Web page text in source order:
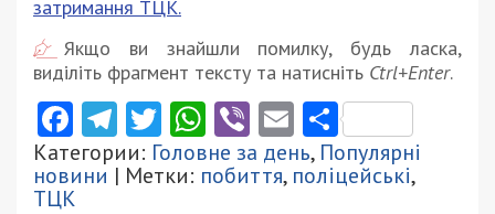
затримання ТЦК.
Якщо ви знайшли помилку, будь ласка,
виділіть фрагмент тексту та натисніть Ctrl+Enter.
Facebook
Telegram
Twitter
WhatsApp
ViberEmail
Категории: Головне за день, Популярні
новини | Метки: побиття, поліцейські,
ТЦК